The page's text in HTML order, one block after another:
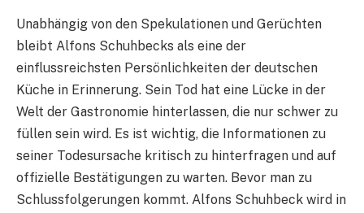
Unabhängig von den Spekulationen und Gerüchten
bleibt Alfons Schuhbecks als eine der
einflussreichsten Persönlichkeiten der deutschen
Küche in Erinnerung. Sein Tod hat eine Lücke in der
Welt der Gastronomie hinterlassen, die nur schwer zu
füllen sein wird. Es ist wichtig, die Informationen zu
seiner Todesursache kritisch zu hinterfragen und auf
offizielle Bestätigungen zu warten. Bevor man zu
Schlussfolgerungen kommt. Alfons Schuhbeck wird in